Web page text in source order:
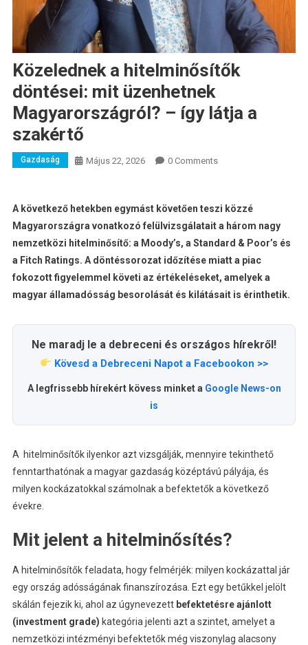
Közelednek a hitelminősítők
döntései: mit üzenhetnek
Magyarországról? – így látja a
szakértő
Gazdaság Május 22, 2026 0 Comments
A következő hetekben egymást követően teszi közzé
Magyarországra vonatkozó felülvizsgálatait a három nagy
nemzetközi hitelminősítő: a Moody’s, a Standard & Poor’s és
a Fitch Ratings. A döntéssorozat időzítése miatt a piac
fokozott figyelemmel követi az értékeléseket, amelyek a
magyar államadósság besorolását és kilátásait is érinthetik.
Ne maradj le a debreceni és országos hírekről!
Kövesd a Debreceni Napot a Facebookon >>
A legfrissebb hírekért kövess minket a Google News-on
is
A hitelminősítők ilyenkor azt vizsgálják, mennyire tekinthető
fenntarthatónak a magyar gazdaság középtávú pályája, és
milyen kockázatokkal számolnak a befektetők a következő
évekre.
Mit jelent a hitelminősítés?
A hitelminősítők feladata, hogy felmérjék: milyen kockázattal jár
egy ország adósságának finanszírozása. Ezt egy betűkkel jelölt
skálán fejezik ki, ahol az úgynevezett befektetésre ajánlott
(investment grade) kategória jelenti azt a szintet, amelyet a
nemzetközi intézményi befektetők még viszonylag alacsony